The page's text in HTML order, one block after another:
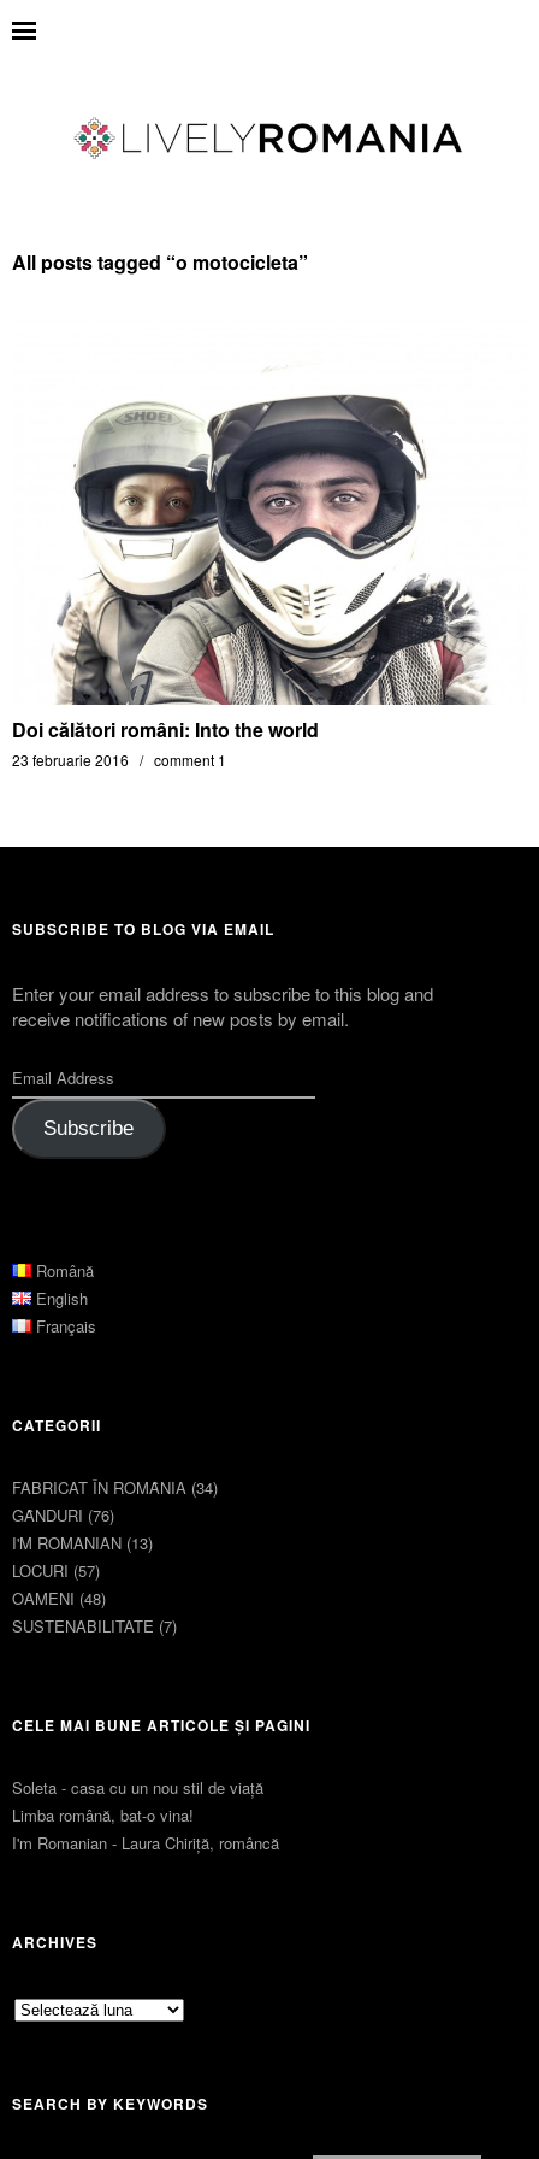
All posts tagged “o motocicleta”
Doi călători români: Into the world
23 februarie 2016 comment 1
SUBSCRIBE TO BLOG VIA EMAIL
Enter your email address to subscribe to this blog and
receive notifications of new posts by email.
Subscribe
Română
English
Français
CATEGORII
FABRICAT ÎN ROMȂNIA (34)
GȂNDURI (76)
I'M ROMANIAN (13)
LOCURI (57)
OAMENI (48)
SUSTENABILITATE (7)
CELE MAI BUNE ARTICOLE ȘI PAGINI
Soleta - casa cu un nou stil de viaţă
Limba română, bat-o vina!
I'm Romanian - Laura Chiriță, româncă
ARCHIVES
Archives
SEARCH BY KEYWORDS